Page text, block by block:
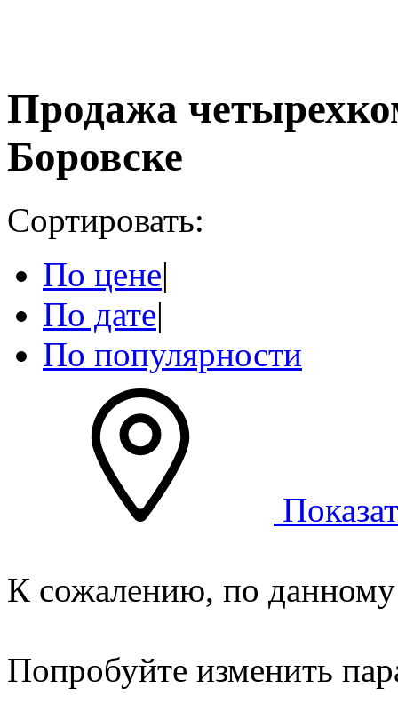
Продажа
Боровске
Сортировать:
По цене|
По дате|
По популярности
К сожалению, по данному
Попробуйте изменить